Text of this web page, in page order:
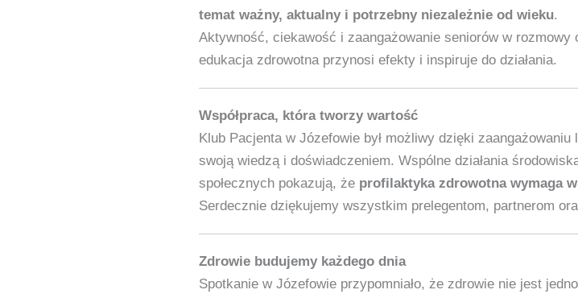
temat ważny, aktualny i potrzebny niezależnie od wieku.
Aktywność, ciekawość i zaangażowanie seniorów w
edukacja zdrowotna przynosi efekty i inspiruje do działania.
Współpraca, która tworzy wartość
Klub Pacjenta w Józefowie był możliwy dzięki
swoją wiedzą i doświadczeniem. Wspólne działania
społecznych pokazują, że profilaktyka zdrowotna wymaga
Serdecznie dziękujemy wszystkim prelegentom, partnerom
Zdrowie budujemy każdego dnia
Spotkanie w Józefowie przypomniało, że zdrowie nie jest